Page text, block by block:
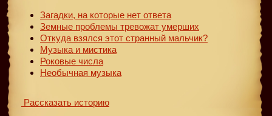
Загадки, на которые нет ответа
Земные проблемы тревожат умерших
Откуда взялся этот странный мальчик?
Музыка и мистика
Роковые числа
Необычная музыка
Рассказать историю